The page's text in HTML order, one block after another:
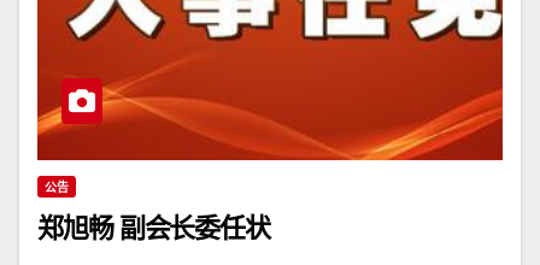
公告
郑旭畅 副会长委任状